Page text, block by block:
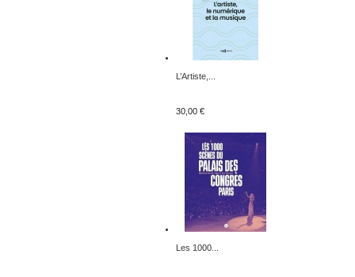
L’Artiste,...
30,00 €
Les 1000...